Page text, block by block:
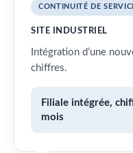
CONTINUITÉ DE
SITE INDUSTRIEL
Intégration d’une
chiffres.
Filiale intégrée,
mois